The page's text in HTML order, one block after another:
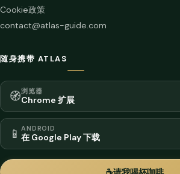
Cookie政策
contact@atlas-guide.com
随身携带 ATLAS
🧭浏览器
Chrome 扩展
📱 ANDROID
在 Google Play 下载